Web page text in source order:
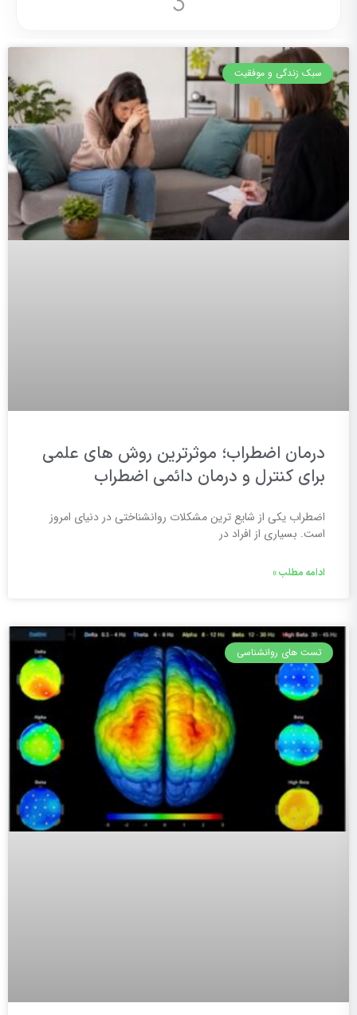
سبک زندگی و موفقیت
درمان اضطراب؛ موثرترین روش های علمی
برای کنترل و درمان دائمی اضطراب
اضطراب یکی از شایع ترین مشکلات روانشناختی در دنیای امروز
است. بسیاری از افراد در
ادامه مطلب »
تست های روانشناسی